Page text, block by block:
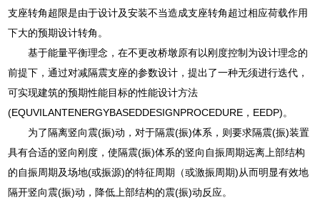
支座转角超限是由于设计及安装不当造成支座转角超过相应荷载作用
下大的预期设计转角。
基于能量平衡理念，在不更改桥墩原有以刚度控制为设计理念的
前提下，通过对减隔震支座的参数设计，提出了一种无须进行迭代，
可实现建筑的预期性能目标的性能设计方法
(EQUVILANTENERGYBASEDDESIGNPROCEDURE，EEDP)。
为了隔离竖向震(振)动，对于隔震(振)体系，则要求隔震(振)装置
具有合适的竖向刚度，使隔震(振)体系的竖向自振周期远离上部结构
的自振周期及场地(或振源)的特征周期（或激振周期)从而明显有效地
隔开竖向震(振)动，降低上部结构的震(振)动反应。